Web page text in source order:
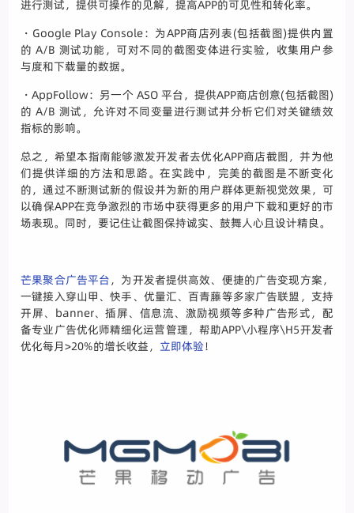
进行测试，提供可操作的见解，提高APP的可见性和转化率。
・Google Play Console：为APP商店列表(包括截图)提供内置
的 A/B 测试功能，可对不同的截图变体进行实验，收集用户参
与度和下载量的数据。
・AppFollow：另一个 ASO 平台，提供APP商店创意(包括截图)
的 A/B 测试，允许对不同变量进行测试并分析它们对关键绩效
指标的影响。
总之，希望本指南能够激发开发者去优化APP商店截图，并为他
们提供详细的方法和思路。在实践中，完美的截图是不断变化
的，通过不断测试新的假设并为新的用户群体更新视觉效果，可
以确保APP在竞争激烈的市场中获得更多的用户下载和更好的市
场表现。同时，要记住让截图保持诚实、鼓舞人心且设计精良。
芒果聚合广告平台 ，为开发者提供高效、便捷的广告变现方案，
一键接入穿山甲、快手、优量汇、百青藤等多家广告联盟，支持
开屏、banner、插屏、信息流、激励视频等多种广告形式，配
备专业广告优化师精细化运营管理，帮助APP\小程序\H5开发者
优化每月>20%的增长收益， 立即体验！